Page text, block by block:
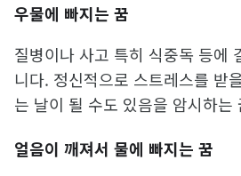
우물에 빠지는 꿈
질병이나 사고 특히 식중독 등에
니다. 정신적으로 스트레스를 받
는 날이 될 수도 있음을 암시하는
얼음이 깨져서 물에 빠지는 꿈